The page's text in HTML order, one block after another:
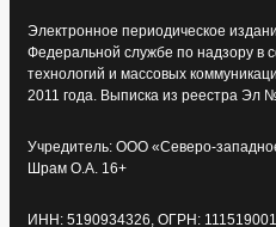
Электронное периодическое
Федеральной службе по надзору в
технологий и массовых
2011 года. Выписка из реестра Эл
Учредитель: ООО «Северо-
Шрам О.А. 16+
ИНН: 5190934326, ОГРН: